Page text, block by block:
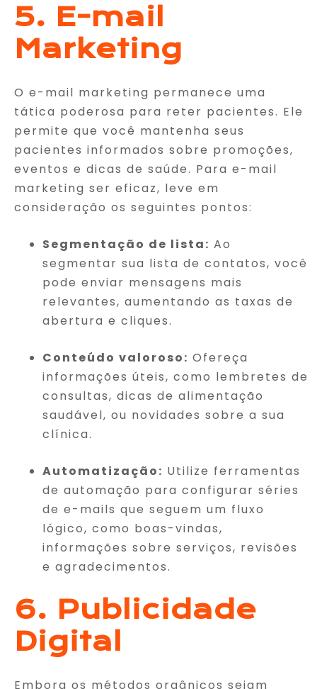
5. E-mail
Marketing
O e-mail marketing permanece uma
tática poderosa para reter pacientes. Ele
permite que você mantenha seus
pacientes informados sobre promoções,
eventos e dicas de saúde. Para e-mail
marketing ser eficaz, leve em
consideração os seguintes pontos:
Segmentação de lista: Ao
segmentar sua lista de contatos, você
pode enviar mensagens mais
relevantes, aumentando as taxas de
abertura e cliques.
Conteúdo valoroso: Ofereça
informações úteis, como lembretes de
consultas, dicas de alimentação
saudável, ou novidades sobre a sua
clínica.
Automatização: Utilize ferramentas
de automação para configurar séries
de e-mails que seguem um fluxo
lógico, como boas-vindas,
informações sobre serviços, revisões
e agradecimentos.
6. Publicidade
Digital
Embora os métodos orgânicos sejam